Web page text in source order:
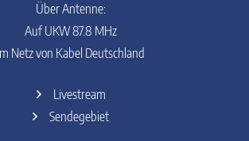
Über Antenne:
Auf UKW 87.8 MHz
Netz von Kabel Deutschland
Livestream
Sendegebiet